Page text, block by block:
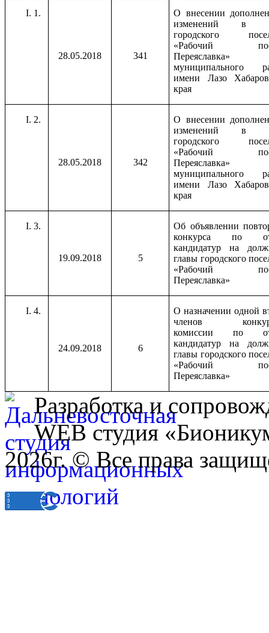
1.
28.05.2018 341
О внесении
изменений в
городского
«Рабочий
Переяславка»
муниципального
имени Лазо
края
2.
28.05.2018 342
О внесении
изменений в
городского
«Рабочий
Переяславка»
муниципального
имени Лазо
края
3.
19.09.2018 5
Об объявлении
конкурса по
кандидатур на
главы городского
«Рабочий
Переяславка»
4.
24.09.2018 6
О назначении одной
членов
комиссии по
кандидатур на
главы городского
«Рабочий
Переяславка»
Разработка и
WEB студия
2026г. © Все права